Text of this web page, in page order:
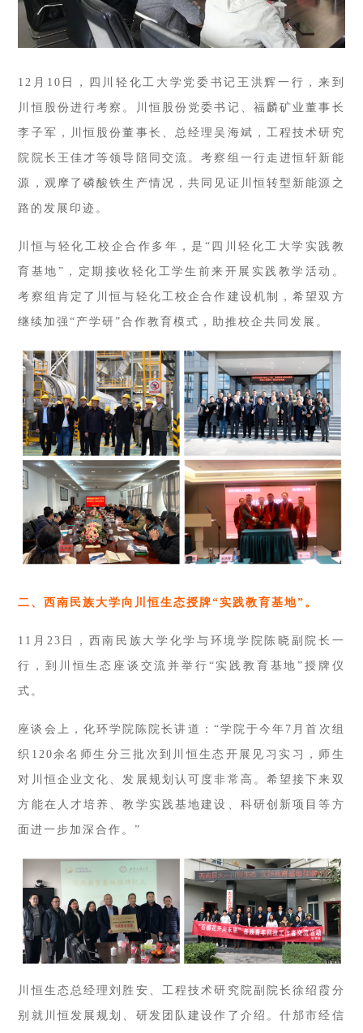
12月10日，四川轻化工大学党委书记王洪辉一行，来到
川恒股份进行考察。川恒股份党委书记、福麟矿业董事长
李子军，川恒股份董事长、总经理吴海斌，工程技术研究
院院长王佳才等领导陪同交流。考察组一行走进恒轩新能
源，观摩了磷酸铁生产情况，共同见证川恒转型新能源之
路的发展印迹。
川恒与轻化工校企合作多年，是“四川轻化工大学实践教
育基地”，定期接收轻化工学生前来开展实践教学活动。
考察组肯定了川恒与轻化工校企合作建设机制，希望双方
继续加强“产学研”合作教育模式，助推校企共同发展。
二、西南民族大学向川恒生态授牌“实践教育基地”。
11月23日，西南民族大学化学与环境学院陈晓副院长一
行，到川恒生态座谈交流并举行“实践教育基地”授牌仪
式。
座谈会上，化环学院陈院长讲道：“学院于今年7月首次组
织120余名师生分三批次到川恒生态开展见习实习，师生
对川恒企业文化、发展规划认可度非常高。希望接下来双
方能在人才培养、教学实践基地建设、科研创新项目等方
面进一步加深合作。”
川恒生态总经理刘胜安、工程技术研究院副院长徐绍霞分
别就川恒发展规划、研发团队建设作了介绍。什邡市经信